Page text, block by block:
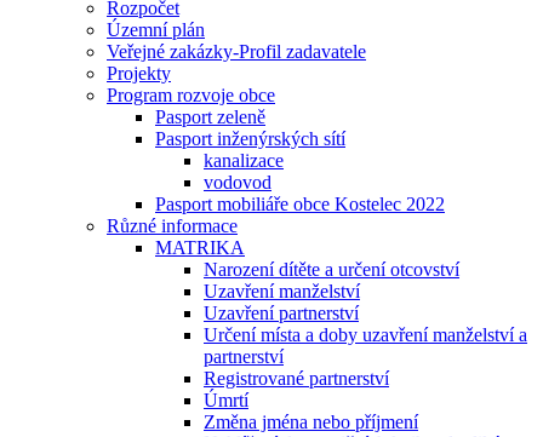
Rozpočet
Územní plán
Veřejné zakázky-Profil zadavatele
Projekty
Program rozvoje obce
Pasport zeleně
Pasport inženýrských sítí
kanalizace
vodovod
Pasport mobiliáře obce Kostelec 2022
Různé informace
MATRIKA
Narození dítěte a určení otcovství
Uzavření manželství
Uzavření partnerství
Určení místa a doby uzavření manželství a
partnerství
Registrované partnerství
Úmrtí
Změna jména nebo příjmení